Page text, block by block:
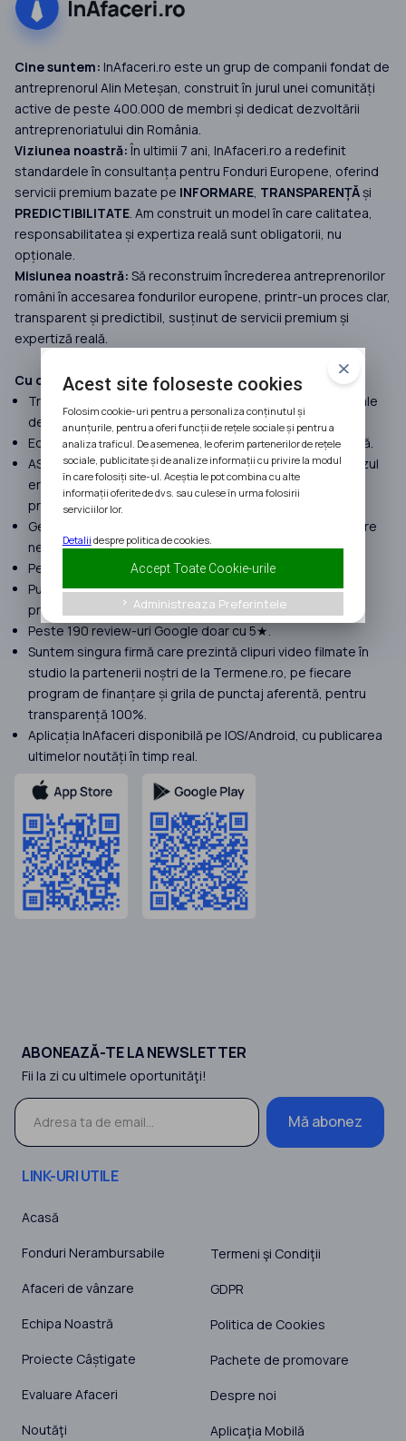
Cine suntem: InAfaceri.ro este un grup de companii fondat de
antreprenorul Alin Meteșan, construit în jurul unei comunități
active de peste 400.000 de membri și dedicat dezvoltării
antreprenoriatului din România.
Viziunea noastră:În ultimii 7 ani, InAfaceri.ro a redefinit
standardele în consultanța pentru Fonduri Europene, oferind
servicii premium bazate pe INFORMARE, TRANSPARENȚĂși
PREDICTIBILITATE. Am construit un model în care calitatea,
responsabilitatea și expertiza reală sunt obligatorii, nu
opționale.
Misiunea noastră: Să reconstruim încrederea antreprenorilor
români în accesarea fondurilor europene, printr-un proces clar,
transparent și predictibil, susținut de servicii premium și
expertiză reală.
Cu ce facem diferența:
Transparență 100%, preluăm doar proiecte cu șanse reale
de finanțare.
Echipă formată doar din consultanți seniori cu experiență.
ASIGURARE MALPRAXIS pentru a despăgubi clienții, în cazul
erorilor umane suferite în procesul de implementare a
proiectelor.
Gestionăm proiecte cu peste 120 milioane EURO finanțare
nerambursabilă atrasă în 2025.
Peste 400 de clienți în anul 2025.
Punem focus doar pe proiecte complexe. Nu preluăm
proiecte Start Up Nation.
Peste 190 review-uri Google doar cu 5★.
Suntem singura firmă care prezintă clipuri video filmate în
studio la partenerii noștri de la Termene.ro, pe fiecare
program de finanțare și grila de punctaj aferentă, pentru
transparență 100%.
Aplicația InAfaceri disponibilă pe IOS/Android, cu publicarea
ultimelor noutăți în timp real.
ABONEAZĂ-TE LA NEWSLETTER
Fii la zi cu ultimele oportunităţi!
Mă abonez
LINK-URI UTILE
Acasă
Fonduri Nerambursabile
Afaceri de vânzare
Echipa Noastră
Proiecte Câștigate
Evaluare Afaceri
Noutăţi
Termeni şi Condiţii
GDPR
Politica de Cookies
Pachete de promovare
Despre noi
Aplicaţia Mobilă
Acest site foloseste cookies
Folosim cookie-uri pentru a personaliza conținutul și
anunțurile, pentru a oferi funcții de rețele sociale și pentru a
analiza traficul. De asemenea, le oferim partenerilor de rețele
sociale, publicitate și de analize informații cu privire la modul
în care folosiți site-ul. Aceștia le pot combina cu alte
informații oferite de dvs. sau culese în urma folosirii
serviciilor lor.
Detalii despre politica de cookies.
Accept Toate Cookie-urile
keyboard_arrow_right Administreaza Preferintele